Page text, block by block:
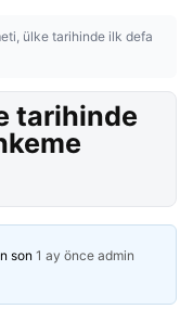
ülke tarihinde ilk defa
tarihinde
son 1 ay önce admin